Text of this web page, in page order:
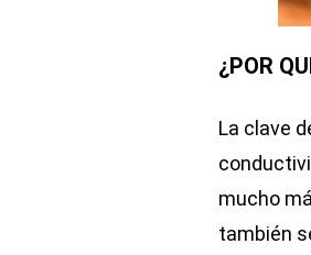
¿POR
La clave
mucho
también